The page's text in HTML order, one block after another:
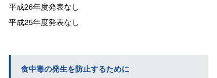
平成26年度発表なし
平成25年度発表なし
食中毒の発生を防止するために